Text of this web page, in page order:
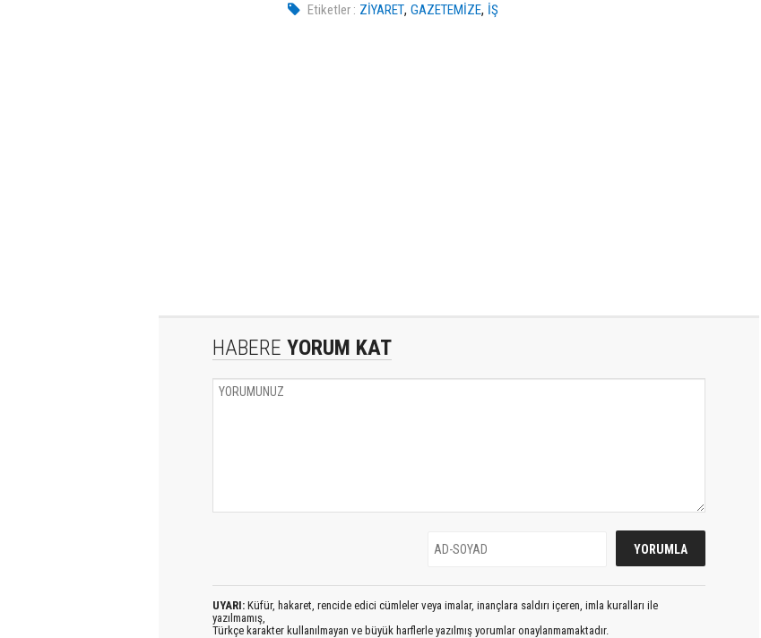
Etiketler : ZİYARET,GAZETEMİZE, İŞ
HABERE YORUM KAT
UYARI: Küfür, hakaret, rencide edici cümleler veya imalar, inançlara saldırı içeren, imla kuralları ile
yazılmamış,
Türkçe karakter kullanılmayan ve büyük harflerle yazılmış yorumlar onaylanmamaktadır.